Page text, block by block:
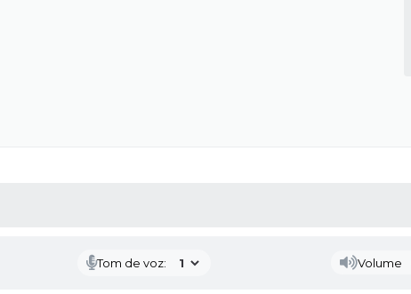
Tom de voz: Volume